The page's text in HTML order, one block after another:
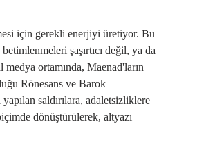
için gerekli enerjiyi üretiyor. Bu
şaşırtıcı değil, ya da
ortamında, Maenad'ların
Rönesans ve Barok
saldırılara, adaletsizliklere
dönüştürülerek, altyazı